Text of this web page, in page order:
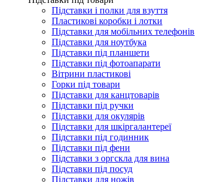
Підставки і полки для взуття
Пластикові коробки і лотки
Підставки для мобільних телефонів
Підставки для ноутбука
Підставки під планшети
Підставки під фотоапарати
Вітрини пластикові
Горки під товари
Підставки для канцтоварів
Підставки під ручки
Підставки для окулярів
Підставки для шкіргалантереї
Підставки під годинник
Підставки під фени
Підставки з оргскла для вина
Підставки під посуд
Підставки для ножів